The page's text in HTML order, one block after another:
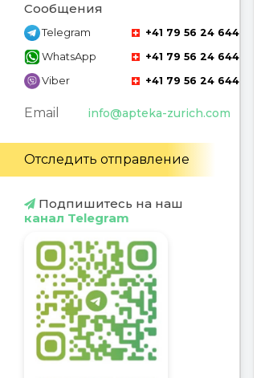
Сообщения
Telegram +41 79 56 24 644
WhatsApp +41 79 56 24 644
Viber +41 79 56 24 644
Email info@apteka-zurich.com
Отследить отправление
Подпишитесь на наш
канал Telegram